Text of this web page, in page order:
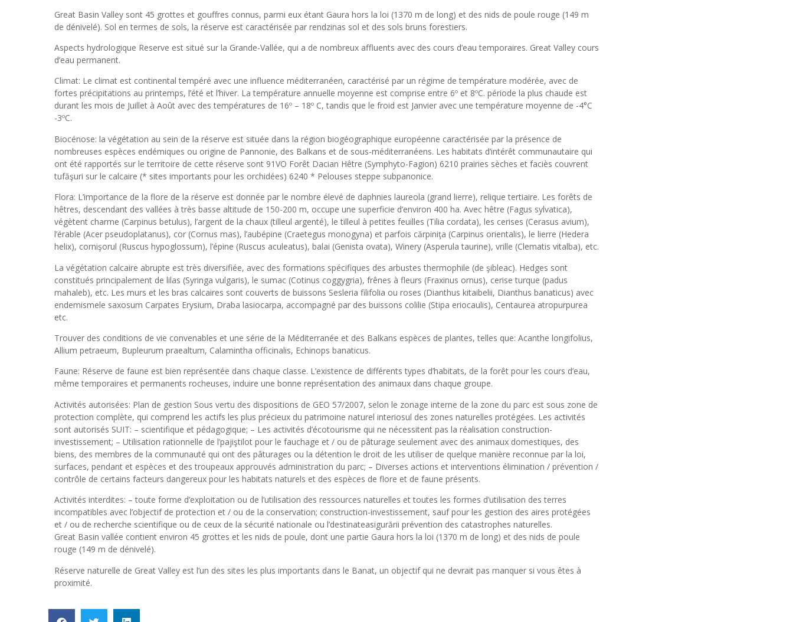
Great Basin Valley sont 45 grottes et gouffres connus, parmi eux étant Gaura hors la loi (1370 m de long) et des nids de poule rouge (149 m
de dénivelé). Sol en termes de sols, la réserve est caractérisée par rendzinas sol et des sols bruns forestiers.
Aspects hydrologique Reserve est situé sur la Grande-Vallée, qui a de nombreux affluents avec des cours d’eau temporaires. Great Valley cours
d’eau permanent.
Climat: Le climat est continental tempéré avec une influence méditerranéen, caractérisé par un régime de température modérée, avec de
fortes précipitations au printemps, l’été et l’hiver. La température annuelle moyenne est comprise entre 6º et 8ºC. période la plus chaude est
durant les mois de Juillet à Août avec des températures de 16º – 18º C, tandis que le froid est Janvier avec une température moyenne de -4°C
-3ºC.
Biocénose: la végétation au sein de la réserve est située dans la région biogéographique européenne caractérisée par la présence de
nombreuses espèces endémiques ou origine de Pannonie, des Balkans et de sous-méditerranéens. Les habitats d’intérêt communautaire qui
ont été rapportés sur le territoire de cette réserve sont 91VO Forêt Dacian Hêtre (Symphyto-Fagion) 6210 prairies sèches et faciès couvrent
tufăşuri sur le calcaire (* sites importants pour les orchidées) 6240 * Pelouses steppe subpanonice.
Flora: L’importance de la flore de la réserve est donnée par le nombre élevé de daphnies laureola (grand lierre), relique tertiaire. Les forêts de
hêtres, descendant des vallées à très basse altitude de 150-200 m, occupe une superficie d’environ 400 ha. Avec hêtre (Fagus sylvatica),
végètent charme (Carpinus betulus), l’argent de la chaux (tilleul argenté), le tilleul à petites feuilles (Tilia cordata), les cerises (Cerasus avium),
l’érable (Acer pseudoplatanus), cor (Cornus mas), l’aubépine (Craetegus monogyna) et parfois cărpiniţa (Carpinus orientalis), le lierre (Hedera
helix), cornişorul (Ruscus hypoglossum), l’épine (Ruscus aculeatus), balai (Genista ovata), Winery (Asperula taurine), vrille (Clematis vitalba), etc.
La végétation calcaire abrupte est très diversifiée, avec des formations spécifiques des arbustes thermophile (de şibleac). Hedges sont
constitués principalement de lilas (Syringa vulgaris), le sumac (Cotinus coggygria), frênes à fleurs (Fraxinus ornus), cerise turque (padus
mahaleb), etc. Les murs et les bras calcaires sont couverts de buissons Sesleria filifolia ou roses (Dianthus kitaibelii, Dianthus banaticus) avec
endemismele saxosum Carpates Erysium, Draba lasiocarpa, accompagné par des buissons colilie (Stipa eriocaulis), Centaurea atropurpurea
etc.
Trouver des conditions de vie convenables et une série de la Méditerranée et des Balkans espèces de plantes, telles que: Acanthe longifolius,
Allium petraeum, Bupleurum praealtum, Calamintha officinalis, Echinops banaticus.
Faune: Réserve de faune est bien représentée dans chaque classe. L’existence de différents types d’habitats, de la forêt pour les cours d’eau,
même temporaires et permanents rocheuses, induire une bonne représentation des animaux dans chaque groupe.
Activités autorisées: Plan de gestion Sous vertu des dispositions de GEO 57/2007, selon le zonage interne de la zone du parc est sous zone de
protection complète, qui comprend les actifs les plus précieux du patrimoine naturel interiosul des zones naturelles protégées. Les activités
sont autorisés SUIT: – scientifique et pédagogique; – Les activités d’écotourisme qui ne nécessitent pas la réalisation construction-
investissement; – Utilisation rationnelle de l’pajiştilot pour le fauchage et / ou de pâturage seulement avec des animaux domestiques, des
biens, des membres de la communauté qui ont des pâturages ou la détention le droit de les utiliser de quelque manière reconnue par la loi,
surfaces, pendant et espèces et des troupeaux approuvés administration du parc; – Diverses actions et interventions élimination / prévention /
contrôle de certains facteurs dangereux pour les habitats naturels et des espèces de flore et de faune présents.
Activités interdites: – toute forme d’exploitation ou de l’utilisation des ressources naturelles et toutes les formes d’utilisation des terres
incompatibles avec l’objectif de protection et / ou de la conservation; construction-investissement, sauf pour les gestion des aires protégées
et / ou de recherche scientifique ou de ceux de la sécurité nationale ou l’destinateasigurării prévention des catastrophes naturelles.
Great Basin vallée contient environ 45 grottes et les nids de poule, dont une partie Gaura hors la loi (1370 m de long) et des nids de poule
rouge (149 m de dénivelé).
Réserve naturelle de Great Valley est l’un des sites les plus importants dans le Banat, un objectif qui ne devrait pas manquer si vous êtes à
proximité.